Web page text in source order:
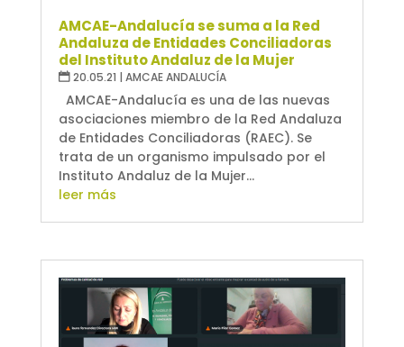
AMCAE-Andalucía se suma a la Red
Andaluza de Entidades Conciliadoras
del Instituto Andaluz de la Mujer
20.05.21 | AMCAE ANDALUCÍA
AMCAE-Andalucía es una de las nuevas
asociaciones miembro de la Red Andaluza
de Entidades Conciliadoras (RAEC). Se
trata de un organismo impulsado por el
Instituto Andaluz de la Mujer...
leer más